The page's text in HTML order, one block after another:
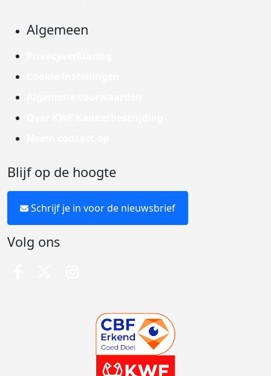
Algemeen
Blijf op de hoogte
Schrijf je in voor de nieuwsbrief
Volg ons